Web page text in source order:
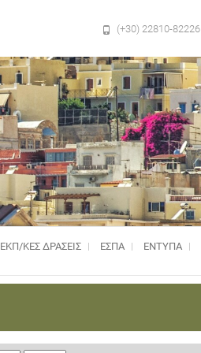
(+30) 22810-82226
ΕΚΠ/ΚΕΣ ΔΡΑΣΕΙΣ ΕΣΠΑ ΕΝΤΥΠΑ